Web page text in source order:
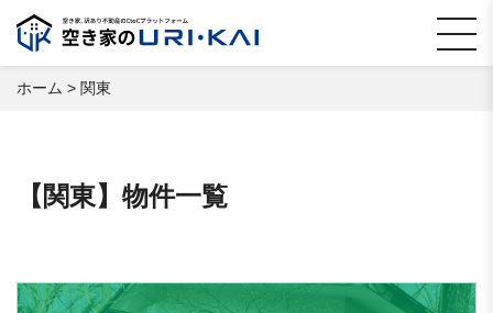
ホーム > 関東
【関東】物件一覧